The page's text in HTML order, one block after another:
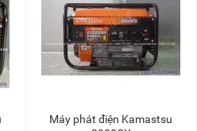
Thêm vào giỏ
Máy phát điện Kamastsu